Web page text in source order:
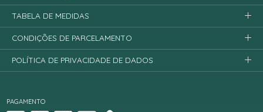
PAGAMENTO
TABELA DE MEDIDAS
CONDIÇÕES DE PARCELAMENTO
POLÍTICA DE PRIVACIDADE DE DADOS